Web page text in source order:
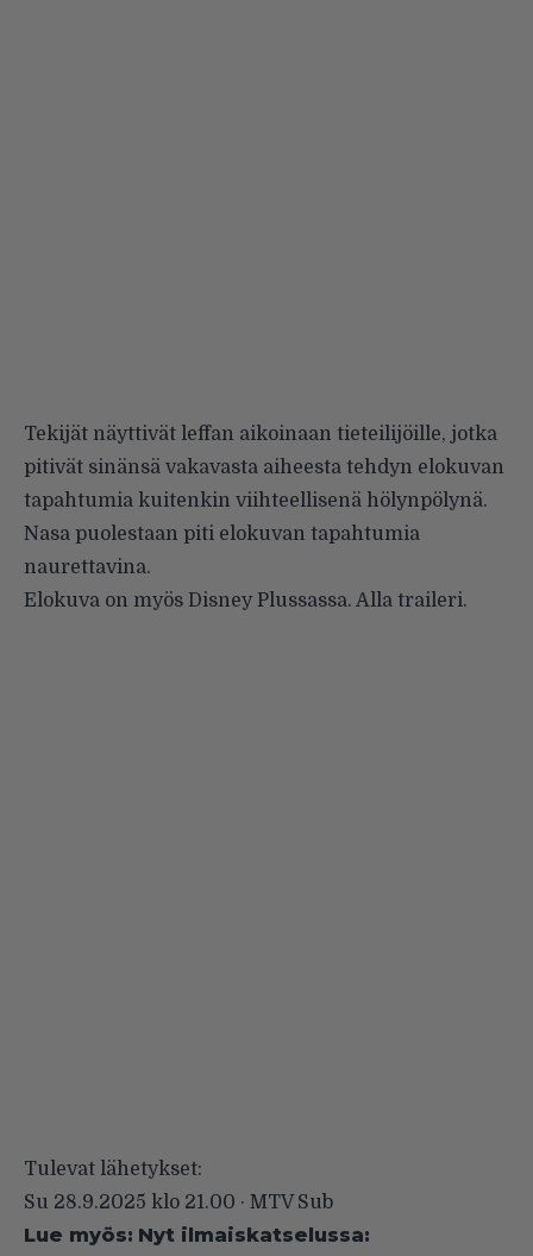
Tekijät näyttivät leffan aikoinaan tieteilijöille, jotka
pitivät sinänsä vakavasta aiheesta tehdyn elokuvan
tapahtumia kuitenkin viihteellisenä hölynpölynä.
Nasa puolestaan piti elokuvan tapahtumia
naurettavina.
Elokuva on myös Disney Plussassa. Alla traileri.
Tulevat lähetykset:
Su 28.9.2025 klo 21.00 · MTV Sub
Lue myös: Nyt ilmaiskatselussa: